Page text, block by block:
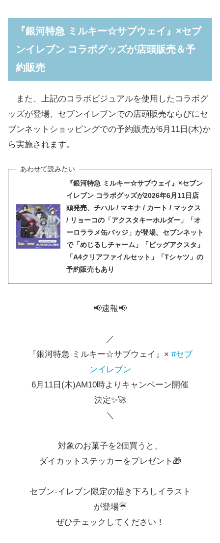
『銀河特急 ミルキー☆サブウェイ』×セブ
ンイレブン コラボグッズが店頭販売＆予
約販売
また、上記のコラボビジュアルを使用したコラボグ
ッズが登場、セブンイレブンでの店頭販売ならびにセ
ブンネットショッピングでの予約販売が6月11日(木)か
ら実施されます。
『銀河特急 ミルキー☆サブウェイ』×セブン
イレブン コラボグッズが2026年6月11日店
頭発売、チハル / マキナ / カート / マックス
/ リョーコの「アクスタキーホルダー」「オ
ーロララメ缶バッジ」が登場。セブンネット
で「めじるしチャーム」「ビッグアクスタ」
「A4クリアファイルセット」「Tシャツ」の
予約販売もあり
📢速報📢
／
『銀河特急 ミルキー☆サブウェイ』× #セブ
ンイレブン
6月11日(木)AM10時よりキャンペーン開催
決定✨🚀
＼
対象のお菓子を2個買うと、
ダイカットステッカーをプレゼント🎁
セブン‐イレブン限定の描き下ろしイラスト
が登場☔
ぜひチェックしてください！